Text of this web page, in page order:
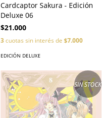
Cardcaptor Sakura - Edición
Deluxe 06
$21.000
3cuotas sin interés de $7.000
EDICIÓN DELUXE
SIN STOCK